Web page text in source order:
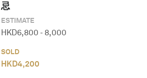
忌
ESTIMATE
HKD6,800 - 8,000
SOLD
HKD4,200